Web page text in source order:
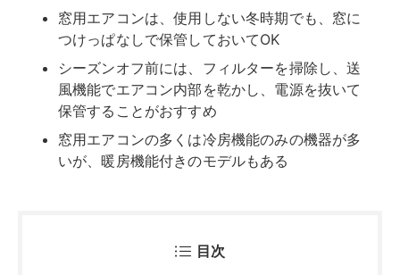
窓用エアコンは、使用しない冬時期でも、窓に
つけっぱなしで保管しておいてOK
シーズンオフ前には、フィルターを掃除し、送
風機能でエアコン内部を乾かし、電源を抜いて
保管することがおすすめ
窓用エアコンの多くは冷房機能のみの機器が多
いが、暖房機能付きのモデルもある
目次